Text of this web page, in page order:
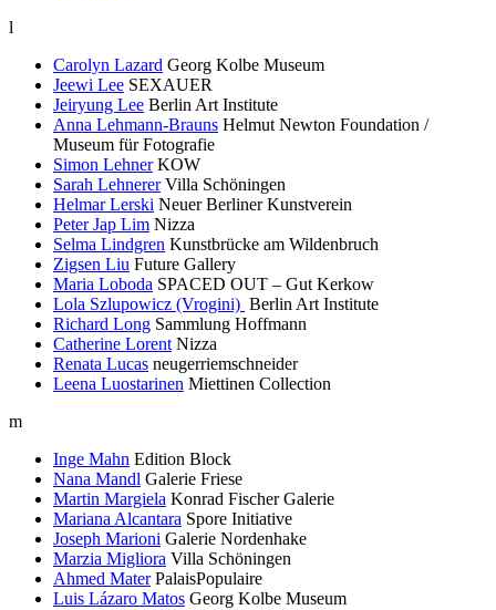
l
Carolyn Lazard Georg Kolbe Museum
Jeewi Lee SEXAUER
Jeiryung Lee Berlin Art Institute
Anna Lehmann-Brauns Helmut Newton Foundation /
Museum für Fotografie
Simon Lehner KOW
Sarah Lehnerer Villa Schöningen
Helmar Lerski Neuer Berliner Kunstverein
Peter Jap Lim Nizza
Selma Lindgren Kunstbrücke am Wildenbruch
Zigsen Liu Future Gallery
Maria Loboda SPACED OUT – Gut Kerkow
Lola Szlupowicz (Vrogini) Berlin Art Institute
Richard Long Sammlung Hoffmann
Catherine Lorent Nizza
Renata Lucas neugerriemschneider
Leena Luostarinen Miettinen Collection
m
Inge Mahn Edition Block
Nana Mandl Galerie Friese
Martin Margiela Konrad Fischer Galerie
Mariana Alcantara Spore Initiative
Joseph Marioni Galerie Nordenhake
Marzia Migliora Villa Schöningen
Ahmed Mater PalaisPopulaire
Luis Lázaro Matos Georg Kolbe Museum